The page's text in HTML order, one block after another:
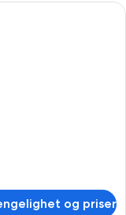
- Eiffel Tower view |
og priser